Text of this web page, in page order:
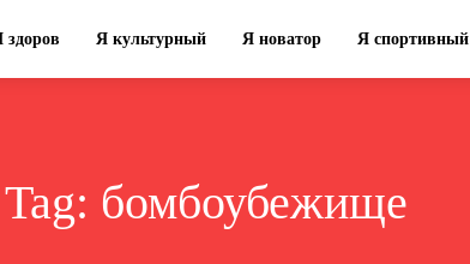
здоров Я культурный Я новатор Я спортивный
Tag: бомбоубежище